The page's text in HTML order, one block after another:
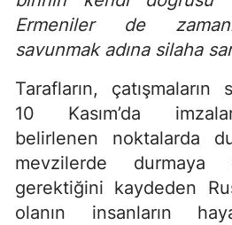
Ermeniler de
savunmak adına silaha
Tarafların, çatışmaların
10 Kasım’da
belirlenen noktalarda
mevzilerde durmaya
gerektiğini kaydeden
olanın insanların